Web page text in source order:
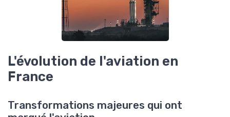
L'évolution de l'aviation en
France
Transformations majeures qui ont